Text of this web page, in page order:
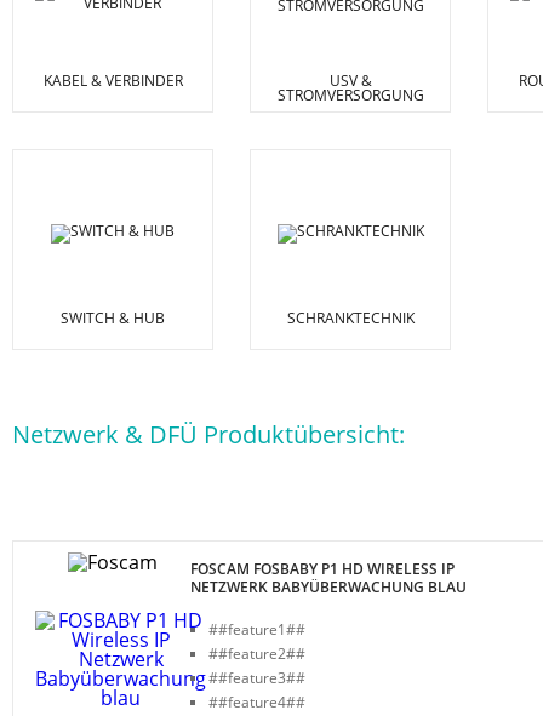
KABEL & VERBINDER USV &
STROMVERSORGUNG
SWITCH & HUB SCHRANKTECHNIK
Netzwerk & DFÜ Produktübersicht:
FOSCAM FOSBABY P1 HD WIRELESS IP
NETZWERK BABYÜBERWACHUNG BLAU
##feature1##
##feature2##
##feature3##
##feature4##